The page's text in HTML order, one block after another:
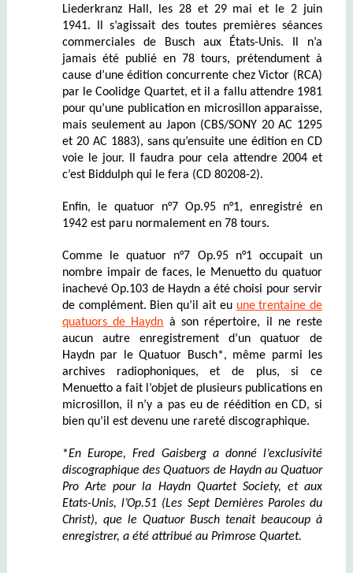
Liederkranz Hall, les 28 et 29 mai et le 2 juin
1941. Il s’agissait des toutes premières séances
commerciales de Busch aux États-Unis. Il n’a
jamais été publié en 78 tours, prétendument à
cause d’une édition concurrente chez Victor (RCA)
par le Coolidge Quartet, et il a fallu attendre 1981
pour qu’une publication en microsillon apparaisse,
mais seulement au Japon (CBS/SONY 20 AC 1295
et 20 AC 1883), sans qu’ensuite une édition en CD
voie le jour. Il faudra pour cela attendre 2004 et
c’est Biddulph qui le fera (CD 80208-2).
Enfin, le quatuor n°7 Op.95 n°1, enregistré en
1942 est paru normalement en 78 tours.
Comme le quatuor n°7 Op.95 n°1 occupait un
nombre impair de faces, le Menuetto du quatuor
inachevé Op.103 de Haydn a été choisi pour servir
de complément. Bien qu’il ait eu une trentaine de
quatuors de Haydn à son répertoire, il ne reste
aucun autre enregistrement d’un quatuor de
Haydn par le Quatuor Busch*, même parmi les
archives radiophoniques, et de plus, si ce
Menuetto a fait l’objet de plusieurs publications en
microsillon, il n’y a pas eu de réédition en CD, si
bien qu’il est devenu une rareté discographique.
*En Europe, Fred Gaisberg a donné l’exclusivité
discographiquedes Quatuors de Haydn au Quatuor
Pro Arte pour la Haydn Quartet Society, et aux
Etats-Unis, l’Op.51 (Les Sept Dernières Paroles du
Christ), que le Quatuor Busch tenaitbeaucoup à
enregistrer, a été attribué au Primrose Quartet.